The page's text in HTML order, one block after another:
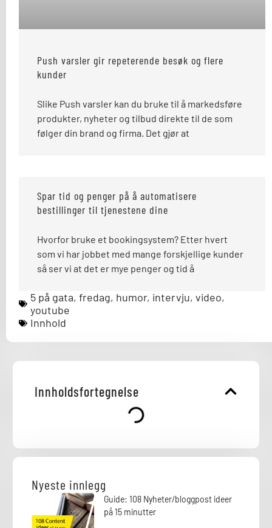
Push varsler gir repeterende besøk og flere
kunder
Slike Push varsler kan du bruke til å markedsføre
produkter, nyheter og tilbud direkte til de som
følger din brand og firma. Det gjør at
Spar tid og penger på å automatisere
bestillinger til tjenestene dine
Hvorfor bruke et bookingsystem? Etter hvert
som vi har jobbet med mange forskjellige kunder
så ser vi at det er mye penger og tid å
5 på gata, fredag, humor, intervju, video,
youtube
Innhold
Innholdsfortegnelse
Nyeste innlegg
Guide: 108 Nyheter/bloggpost ideer
på 15 minutter